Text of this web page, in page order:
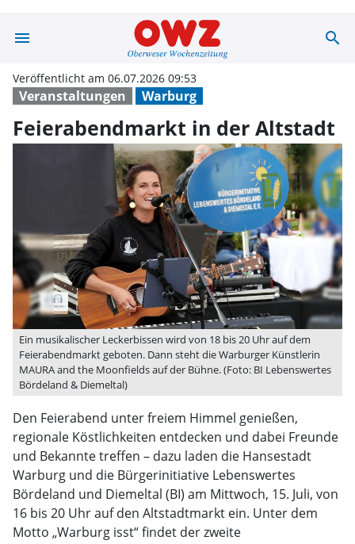
menu search
Veranstaltungen Warburg
Veröffentlicht am 06.07.2026 09:53
Feierabendmarkt in der Altstadt
Ein musikalischer Leckerbissen wird von 18 bis 20 Uhr auf dem
Feierabendmarkt geboten. Dann steht die Warburger Künstlerin
MAURA and the Moonfields auf der Bühne. (Foto: BI Lebenswertes
Bördeland & Diemeltal)
Den Feierabend unter freiem Himmel genießen,
regionale Köstlichkeiten entdecken und dabei Freunde
und Bekannte treffen – dazu laden die Hansestadt
Warburg und die Bürgerinitiative Lebenswertes
Bördeland und Diemeltal (BI) am Mittwoch, 15. Juli, von
16 bis 20 Uhr auf den Altstadtmarkt ein. Unter dem
Motto „Warburg isst“ findet der zweite